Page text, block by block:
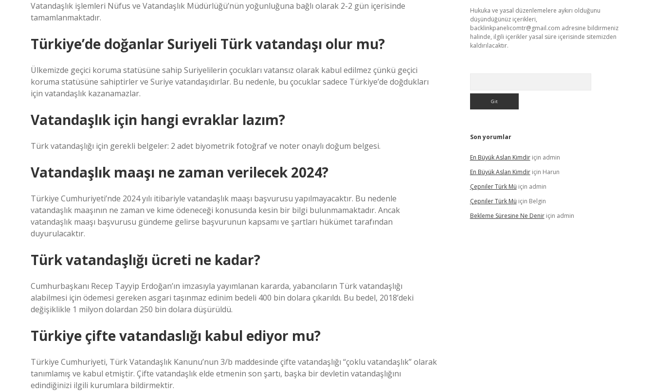
Vatandaşlık işlemleri Nüfus ve Vatandaşlık Müdürlüğü’nün yoğunluğuna bağlı olarak 2-2 gün içerisinde
tamamlanmaktadır.
Türkiye’de doğanlar Suriyeli Türk vatandaşı olur mu?
Ülkemizde geçici koruma statüsüne sahip Suriyelilerin çocukları vatansız olarak kabul edilmez çünkü geçici
koruma statüsüne sahiptirler ve Suriye vatandaşıdırlar. Bu nedenle, bu çocuklar sadece Türkiye’de doğdukları
için vatandaşlık kazanamazlar.
Vatandaşlık için hangi evraklar lazım?
Türk vatandaşlığı için gerekli belgeler: 2 adet biyometrik fotoğraf ve noter onaylı doğum belgesi.
Vatandaşlık maaşı ne zaman verilecek 2024?
Türkiye Cumhuriyeti’nde 2024 yılı itibariyle vatandaşlık maaşı başvurusu yapılmayacaktır. Bu nedenle
vatandaşlık maaşının ne zaman ve kime ödeneceği konusunda kesin bir bilgi bulunmamaktadır. Ancak
vatandaşlık maaşı başvurusu gündeme gelirse başvurunun kapsamı ve şartları hükümet tarafından
duyurulacaktır.
Türk vatandaşlığı ücreti ne kadar?
Cumhurbaşkanı Recep Tayyip Erdoğan’ın imzasıyla yayımlanan kararda, yabancıların Türk vatandaşlığı
alabilmesi için ödemesi gereken asgari taşınmaz edinim bedeli 400 bin dolara çıkarıldı. Bu bedel, 2018’deki
değişiklikle 1 milyon dolardan 250 bin dolara düşürüldü.
Türkiye çifte vatandaslığı kabul ediyor mu?
Türkiye Cumhuriyeti, Türk Vatandaşlık Kanunu’nun 3/b maddesinde çifte vatandaşlığı “çoklu vatandaşlık” olarak
tanımlamış ve kabul etmiştir. Çifte vatandaşlık elde etmenin son şartı, başka bir devletin vatandaşlığını
edindiğinizi ilgili kurumlara bildirmektir.
Hukuka ve yasal düzenlemelere aykırı olduğunu
düşündüğünüz içerikleri,
backlinkpanelicomtr@gmail.com adresine bildirmeniz
halinde, ilgili içerikler yasal süre içerisinde sitemizden
kaldırılacaktır.
Son yorumlar
En Büyük Aslan Kimdiriçin admin
En Büyük Aslan Kimdiriçin Harun
Çepniler Türk Mü için admin
Çepniler Türk Mü için Belgin
Bekleme Süresine Ne Deniriçin admin